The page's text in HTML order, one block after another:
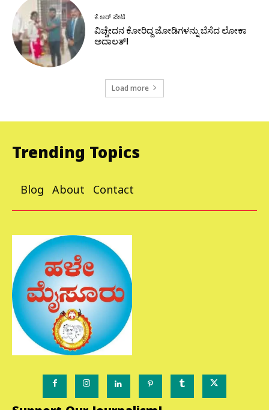
ಕೆ.ಆರ್ ಪೇಟೆ
ವಿಚ್ಚೇದನ ಕೋರಿದ್ದ ಜೋಡಿಗಳನ್ನು ಬೆಸೆದ ಲೋಕಾ
ಅದಾಲತ್!
Load more
Trending Topics
Blog About Contact